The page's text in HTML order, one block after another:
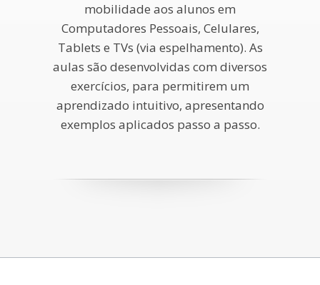
mobilidade aos alunos em
Computadores Pessoais, Celulares,
Tablets e TVs (via espelhamento). As
aulas são desenvolvidas com diversos
exercícios, para permitirem um
aprendizado intuitivo, apresentando
exemplos aplicados passo a passo.